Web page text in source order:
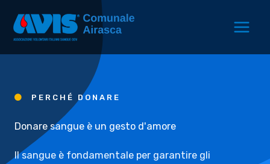
contenuto
PERCHÉ DONARE
Donare sangue è un gesto d'amore
Il sangue è fondamentale per garantire gli